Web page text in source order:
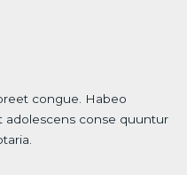
congue. Habeo
adolescens conse quuntur